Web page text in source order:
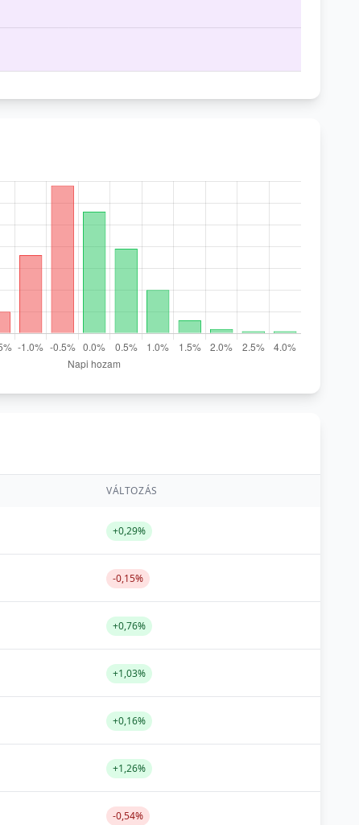
VÁLTOZÁS
+0,29%
-0,15%
+0,76%
+1,03%
+0,16%
+1,26%
-0,54%